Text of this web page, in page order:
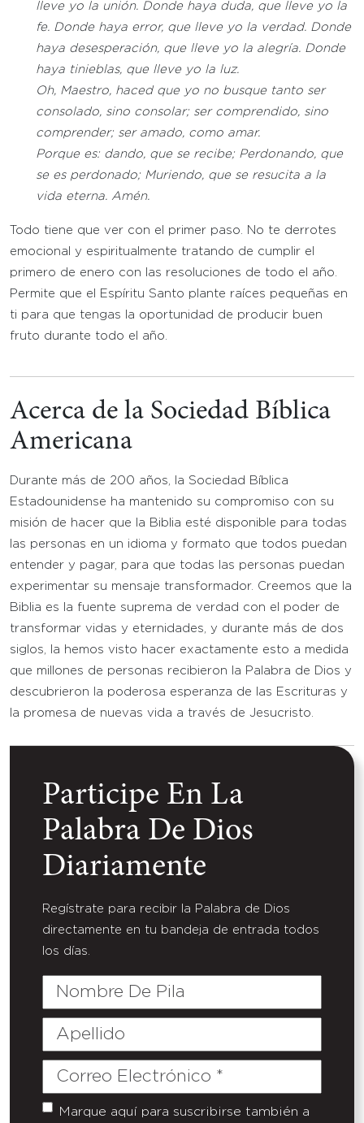
lleve yo la unión. Donde haya duda, que lleve yo la
fe. Donde haya error, que lleve yo la verdad. Donde
haya desesperación, que lleve yo la alegría. Donde
haya tinieblas, que lleve yo la luz.
Oh, Maestro, haced que yo no busque tanto ser
consolado, sino consolar; ser comprendido, sino
comprender; ser amado, como amar.
Porque es: dando, que se recibe; Perdonando, que
se es perdonado; Muriendo, que se resucita a la
vida eterna. Amén.
Todo tiene que ver con el primer paso. No te derrotes
emocional y espiritualmente tratando de cumplir el
primero de enero con las resoluciones de todo el año.
Permite que el Espíritu Santo plante raíces pequeñas en
ti para que tengas la oportunidad de producir buen
fruto durante todo el año.
Acerca de la Sociedad Bíblica
Americana
Durante más de 200 años, la Sociedad Bíblica
Estadounidense ha mantenido su compromiso con su
misión de hacer que la Biblia esté disponible para todas
las personas en un idioma y formato que todos puedan
entender y pagar, para que todas las personas puedan
experimentar su mensaje transformador. Creemos que la
Biblia es la fuente suprema de verdad con el poder de
transformar vidas y eternidades, y durante más de dos
siglos, la hemos visto hacer exactamente esto a medida
que millones de personas recibieron la Palabra de Dios y
descubrieron la poderosa esperanza de las Escrituras y
la promesa de nuevas vida a través de Jesucristo.
Participe En La
Palabra De Dios
Diariamente
Regístrate para recibir la Palabra de Dios
directamente en tu bandeja de entrada todos
los días.
Nombre
Pila
Apellido
Correo
Untitled
Marque aquí para suscribirse también a